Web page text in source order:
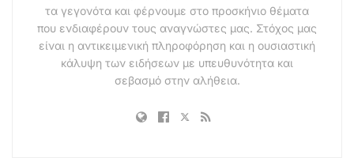
τα γεγονότα και φέρνουμε στο προσκήνιο θέματα
που ενδιαφέρουν τους αναγνώστες μας. Στόχος μας
είναι η αντικειμενική πληροφόρηση και η ουσιαστική
κάλυψη των ειδήσεων με υπευθυνότητα και
σεβασμό στην αλήθεια.